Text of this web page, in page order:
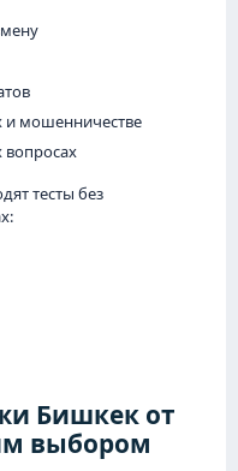
и мошенничестве
тесты без
Бишкек от
выбором